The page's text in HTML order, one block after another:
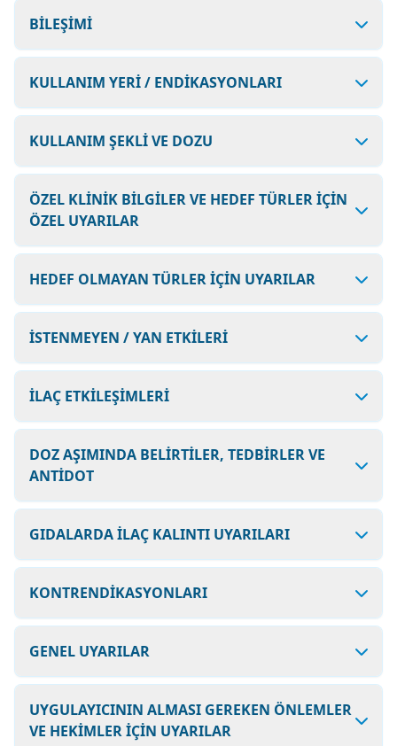
BİLEŞİMİ
KULLANIM YERİ / ENDİKASYONLARI
KULLANIM ŞEKLİ VE DOZU
ÖZEL KLİNİK BİLGİLER VE HEDEF TÜRLER İÇİN
ÖZEL UYARILAR
HEDEF OLMAYAN TÜRLER İÇİN UYARILAR
İSTENMEYEN / YAN ETKİLERİ
İLAÇ ETKİLEŞİMLERİ
DOZ AŞIMINDA BELİRTİLER, TEDBİRLER VE
ANTİDOT
GIDALARDA İLAÇ KALINTI UYARILARI
KONTRENDİKASYONLARI
GENEL UYARILAR
UYGULAYICININ ALMASI GEREKEN ÖNLEMLER
VE HEKİMLER İÇİN UYARILAR